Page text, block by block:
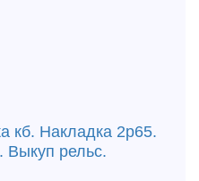
кб. Накладка 2р65.
Выкуп рельс.